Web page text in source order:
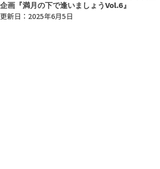
企画『満月の下で逢いましょうVol.6』
更新日： 2025年6月5日